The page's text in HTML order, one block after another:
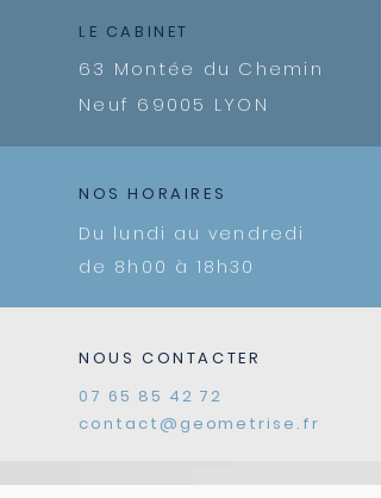
LE CABINET
63 Montée du Chemin
Neuf 69005 LYON
NOS HORAIRES
Du lundi au vendredi
de 8h00 à 18h30
NOUS CONTACTER
07 65 85 42 72
contact@geometrise.fr